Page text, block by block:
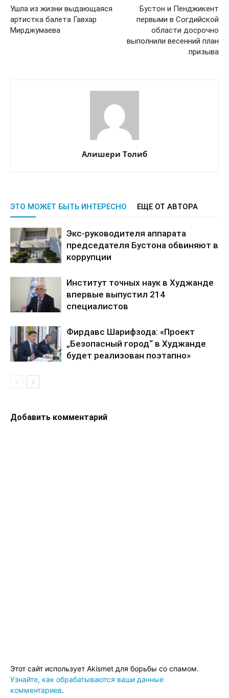
Ушла из жизни выдающаяся
артистка балета Гавхар
Мирджумаева
Бустон и Пенджикент
первыми в Согдийской
области досрочно
выполнили весенний план
призыва
Алишери Толиб
ЭТО МОЖЕТ БЫТЬ ИНТЕРЕСНО ЕЩЕ ОТ АВТОРА
Экс-руководителя аппарата
председателя Бустона обвиняют в
коррупции
Институт точных наук в Худжанде
впервые выпустил 214
специалистов
Фирдавс Шарифзода: «Проект
„Безопасный город“ в Худжанде
будет реализован поэтапно»
Добавить комментарий
Этот сайт использует Akismet для борьбы со спамом.
Узнайте, как обрабатываются ваши данные
комментариев.